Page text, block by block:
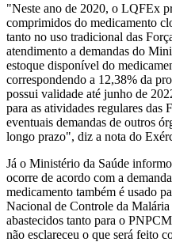
"Neste ano de 2020, o LQFEx
comprimidos do medicamento
tanto no uso tradicional das
atendimento a demandas do
estoque disponível do
correspondendo a 12,38% da
possui validade até junho de
para as atividades regulares das
eventuais demandas de outros
longo prazo", diz a nota do
Já o Ministério da Saúde
ocorre de acordo com a
medicamento também é usado
Nacional de Controle da
abastecidos tanto para o
não esclareceu o que será feito